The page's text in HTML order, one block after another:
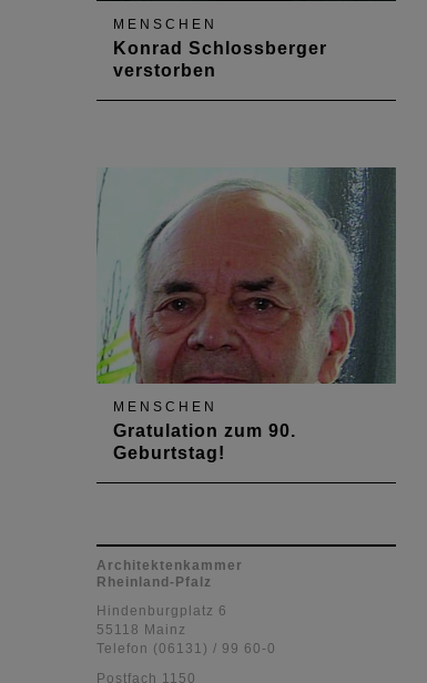
MENSCHEN
Konrad Schlossberger
verstorben
Jahren in Andernach. Ein Nachruf
von Präsident Joachim Rind.
MENSCHEN
Gratulation zum 90.
Geburtstag!
Eissler zum 90. Geburtstag
Architektenkammer
Rheinland-Pfalz
Hindenburgplatz 6
55118 Mainz
Telefon (06131) / 99 60-0
Postfach 1150